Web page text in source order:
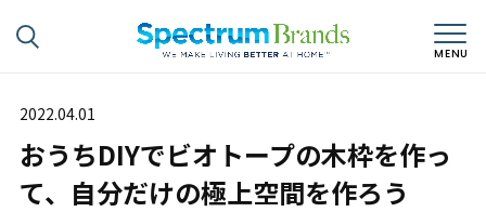
2022.04.01
おうちDIYでビオトープの木枠を作っ
て、自分だけの極上空間を作ろう